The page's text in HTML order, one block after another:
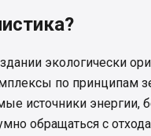
экологически
по принципам
источники энергии,
обращаться с